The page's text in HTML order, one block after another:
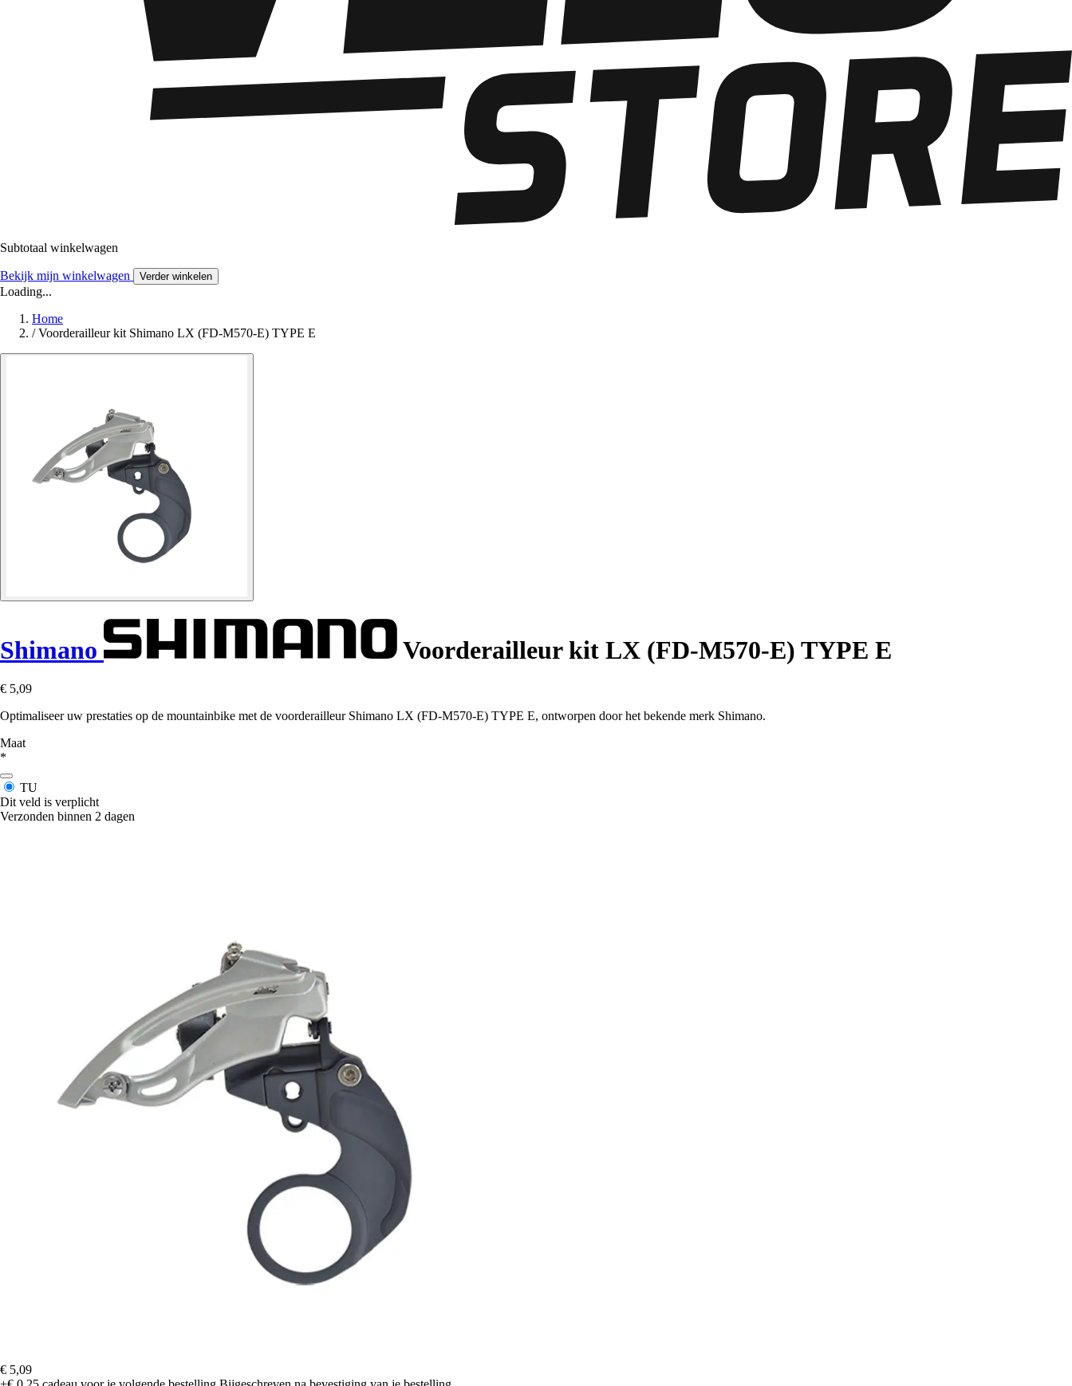
Subtotaal winkelwagen
Bekijk mijn winkelwagen Verder winkelen
Loading...
Home
/ Voorderailleur kit Shimano LX (FD-M570-E) TYPE E
Shimano Voorderailleur kit LX (FD-M570-E) TYPE E
€ 5,09
Optimaliseer uw prestaties op de mountainbike met de voorderailleur Shimano LX (FD-M570-E) TYPE E, ontworpen door het bekende merk Shimano.
Maat
*
TU
Dit veld is verplicht
Verzonden binnen 2 dagen
€ 5,09